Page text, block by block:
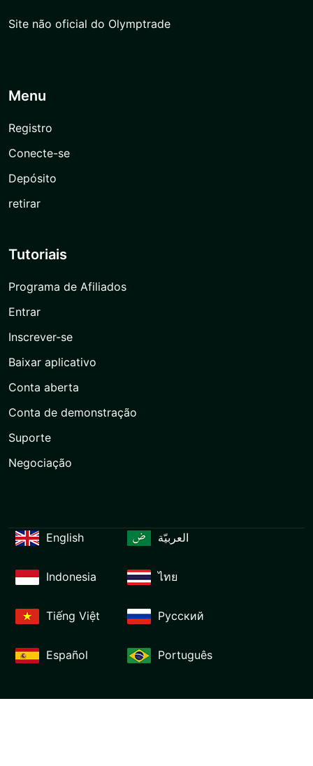
Site não oficial do Olymptrade
Menu
Registro
Conecte-se
Depósito
retirar
Tutoriais
Programa de Afiliados
Entrar
Inscrever-se
Baixar aplicativo
Conta aberta
Conta de demonstração
Suporte
Negociação
English العربيّة
Indonesia ไทย
Tiếng Việt Русский
Español Português